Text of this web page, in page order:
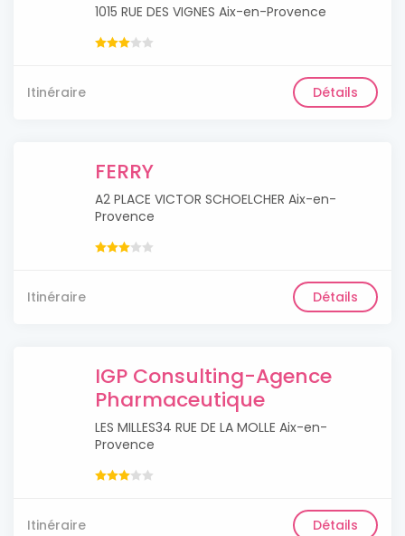
1015 RUE DES VIGNES Aix-en-Provence
Itinéraire Détails
FERRY
A2 PLACE VICTOR SCHOELCHER Aix-en-
Provence
Itinéraire Détails
IGP Consulting-Agence
Pharmaceutique
LES MILLES34 RUE DE LA MOLLE Aix-en-
Provence
Itinéraire Détails